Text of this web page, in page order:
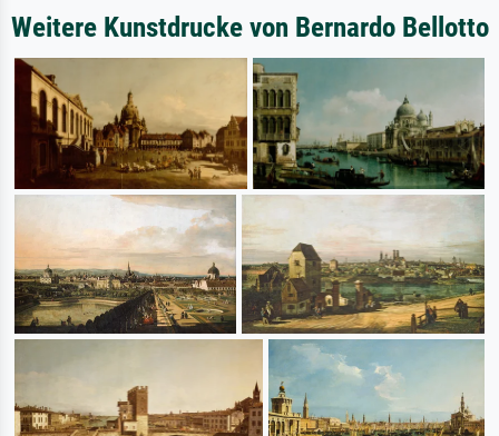
Weitere Kunstdrucke von Bernardo Bellotto